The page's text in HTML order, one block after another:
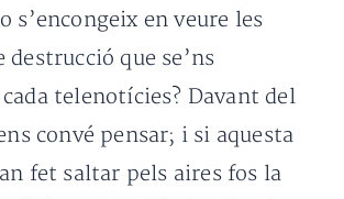
s’encongeix en veure les
destrucció que se’ns
telenotícies? Davant del
convé pensar; i si aquesta
fet saltar pels aires fos la